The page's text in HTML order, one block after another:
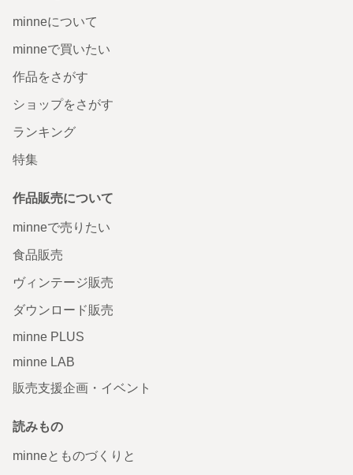
minneについて
minneで買いたい
作品をさがす
ショップをさがす
ランキング
特集
作品販売について
minneで売りたい
食品販売
ヴィンテージ販売
ダウンロード販売
minne PLUS
minne LAB
販売支援企画・イベント
読みもの
minneとものづくりと